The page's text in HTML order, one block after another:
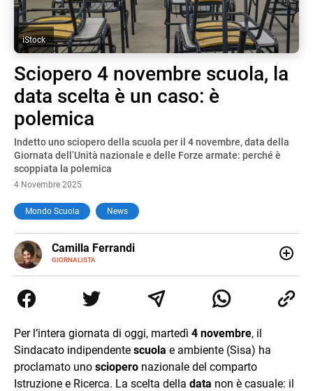
iStock
Sciopero 4 novembre scuola, la
data scelta è un caso: è
polemica
Indetto uno sciopero della scuola per il 4 novembre, data della
Giornata dell’Unità nazionale e delle Forze armate: perché è
scoppiata la polemica
4 Novembre 2025
Mondo Scuola News
Camilla Ferrandi
GIORNALISTA
E-
MAIL
LINKEDIN
di trasformare la passione per la scrittura in un lavoro, e
da lì non mi sono più fermata. L’attualità è il mio pane
mente.
Per l’intera giornata di oggi, martedì 4 novembre, il
Sindacato indipendente scuola e ambiente (Sisa) ha
proclamato uno sciopero nazionale del comparto
Istruzione e Ricerca. La scelta della data non è casuale: il